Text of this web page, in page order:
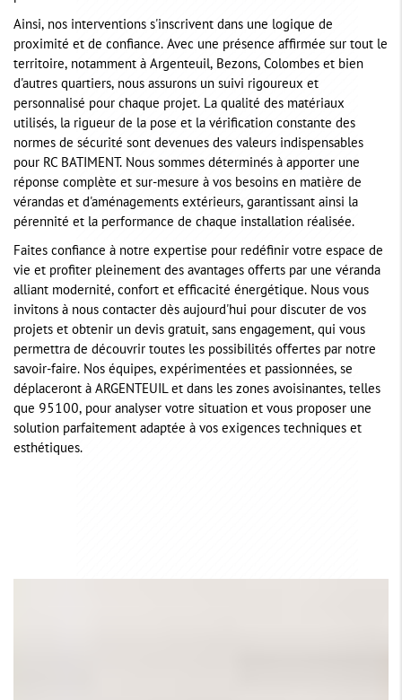
Ainsi, nos interventions s'inscrivent dans une logique de
proximité et de confiance. Avec une présence affirmée sur tout le
territoire, notamment à Argenteuil, Bezons, Colombes et bien
d'autres quartiers, nous assurons un suivi rigoureux et
personnalisé pour chaque projet. La qualité des matériaux
utilisés, la rigueur de la pose et la vérification constante des
normes de sécurité sont devenues des valeurs indispensables
pour RC BATIMENT. Nous sommes déterminés à apporter une
réponse complète et sur-mesure à vos besoins en matière de
vérandas et d'aménagements extérieurs, garantissant ainsi la
pérennité et la performance de chaque installation réalisée.
Faites confiance à notre expertise pour redéfinir votre espace de
vie et profiter pleinement des avantages offerts par une véranda
alliant modernité, confort et efficacité énergétique. Nous vous
invitons à nous contacter dès aujourd'hui pour discuter de vos
projets et obtenir un devis gratuit, sans engagement, qui vous
permettra de découvrir toutes les possibilités offertes par notre
savoir-faire. Nos équipes, expérimentées et passionnées, se
déplaceront à ARGENTEUIL et dans les zones avoisinantes, telles
que 95100, pour analyser votre situation et vous proposer une
solution parfaitement adaptée à vos exigences techniques et
esthétiques.